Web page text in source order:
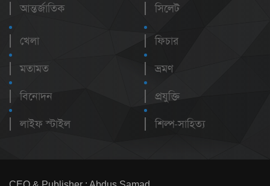
আন্তর্জাতিক
সিলেট
খেলা
মতামত
বিনোদন
লাইফ স্টাইল
ফিচার
ভ্রমণ
প্রযুক্তি
শিল্প-সাহিত্য